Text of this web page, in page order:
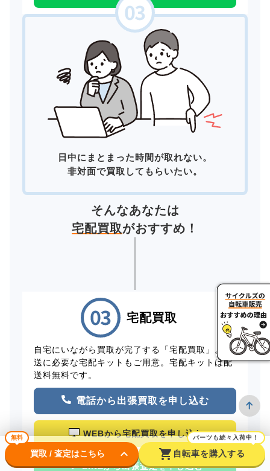
日中にまとまった時間が取れない。
非対面で買取してもらいたい。
そんなあなたは
宅配買取がおすすめ！
宅配買取
自宅にいながら買取が完了する「宅配買取」。配
送に必要な宅配キットもご用意。宅配キットは配
送料無料です。
電話から出張買取を申し込む
WEBから宅配買取を申し込む
LINEから出張査定を申し込む
無料
買取 / 査定はこちら keyboard_arrow_down shopping_cart
パーツも続々入荷中！
自転車を購入する